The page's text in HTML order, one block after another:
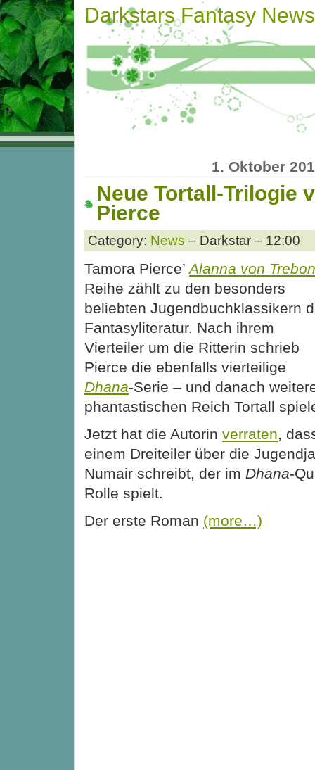
Darkstars Fantasy News
1. Oktober
Neue Tortall-Trilogie
Pierce
Category: News – Darkstar – 12:00
Tamora Pierce’Alanna von
Reihe zählt zu den besonders
beliebten Jugendbuchklassikern
Fantasyliteratur. Nach ihrem
Vierteiler um die Ritterin schrieb
Pierce die ebenfalls vierteilige
Dhana-Serie – und danach
phantastischen Reich Tortall
Jetzt hat die Autorin verraten,
einem Dreiteiler über die
Numair schreibt, der im Dhana-
Rolle spielt.
Der erste Roman (more…)